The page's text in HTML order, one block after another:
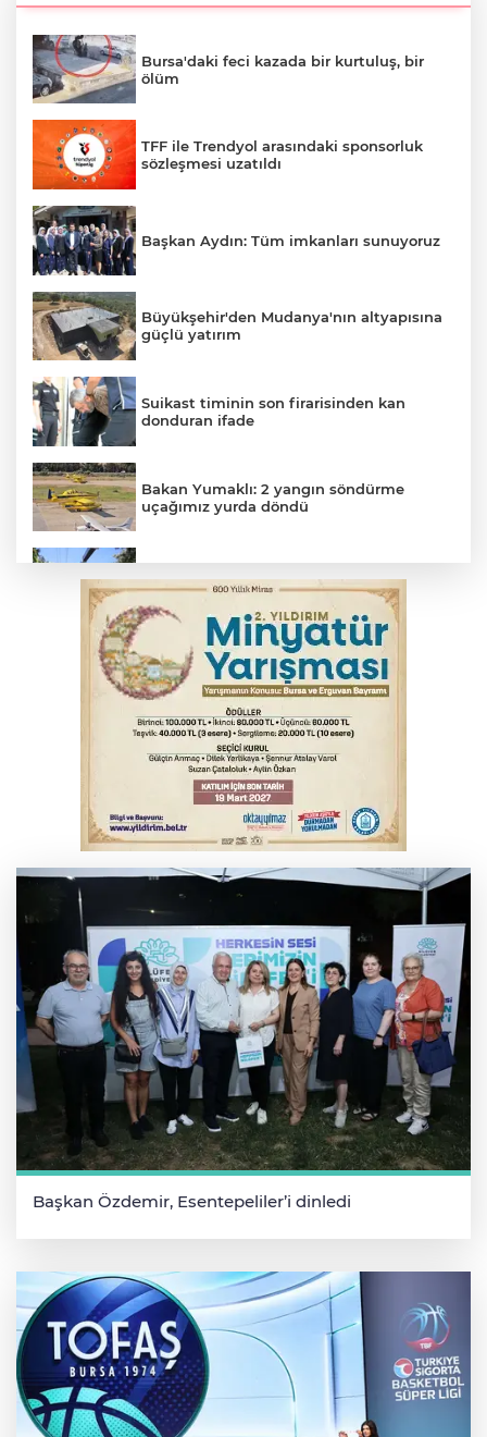
Bursa'daki feci kazada bir kurtuluş, bir
ölüm
TFF ile Trendyol arasındaki sponsorluk
sözleşmesi uzatıldı
Başkan Aydın: Tüm imkanları sunuyoruz
Büyükşehir'den Mudanya'nın altyapısına
güçlü yatırım
Suikast timinin son firarisinden kan
donduran ifade
Bakan Yumaklı: 2 yangın söndürme
uçağımız yurda döndü
korunuyor
Bursa'da akıma kapılan mühendis ağır
yaralandı
Bursa'da alkollü sürücü mahalleyi savaş
alanına çevirdi
Bursa'da otomobil motosikletle çarpıştı:
2'si çocuk 3 yaralı
Başkan Özdemir, Esentepeliler’i dinledi